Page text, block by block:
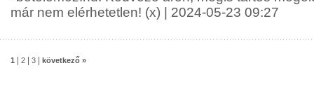
már nem elérhetetlen! (x) | 2024-05-23 09:27
1 2 3 következő »